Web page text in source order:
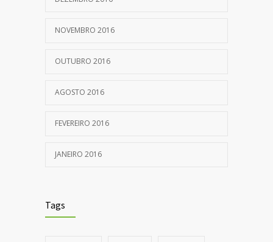
NOVEMBRO 2016
OUTUBRO 2016
AGOSTO 2016
FEVEREIRO 2016
JANEIRO 2016
Tags